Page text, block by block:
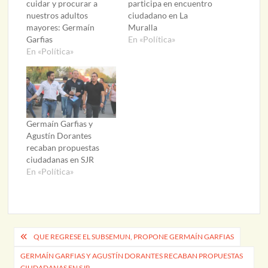
cuidar y procurar a
nuestros adultos
mayores: Germaín
Garfias
En «Política»
participa en encuentro
ciudadano en La
Muralla
En «Política»
Germaín Garfias y
Agustín Dorantes
recaban propuestas
ciudadanas en SJR
En «Política»
Navegación
de
QUE REGRESE EL SUBSEMUN, PROPONE GERMAÍN GARFIAS
GERMAÍN GARFIAS Y AGUSTÍN DORANTES RECABAN PROPUESTAS